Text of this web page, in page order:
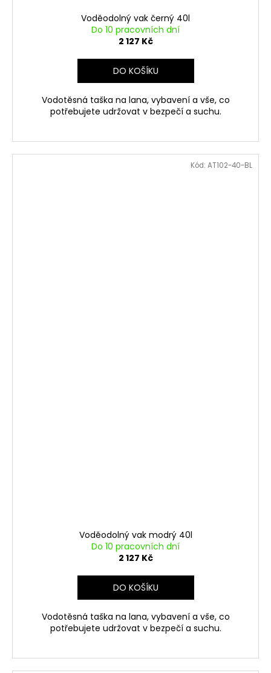
Voděodolný vak černý 40l
Do 10 pracovních dní
2 127 Kč
DO KOŠÍKU
Vodotěsná taška na lana, vybavení a vše, co
potřebujete udržovat v bezpečí a suchu.
Voděodolný vak modrý 40l
Do 10 pracovních dní
2 127 Kč
DO KOŠÍKU
Vodotěsná taška na lana, vybavení a vše, co
potřebujete udržovat v bezpečí a suchu.
Kód: AT102-40-BL